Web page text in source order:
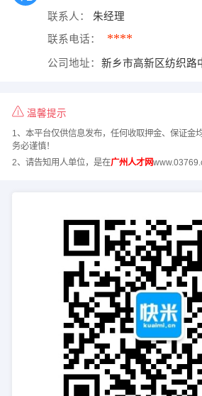
联系人： 朱经理
联系电话： ****
公司地址： 新乡市高新区纺织路
温馨提示
1、本平台仅供信息发布，任何收取押金、保证金
务必谨慎！
2、请告知用人单位，是在广州人才网